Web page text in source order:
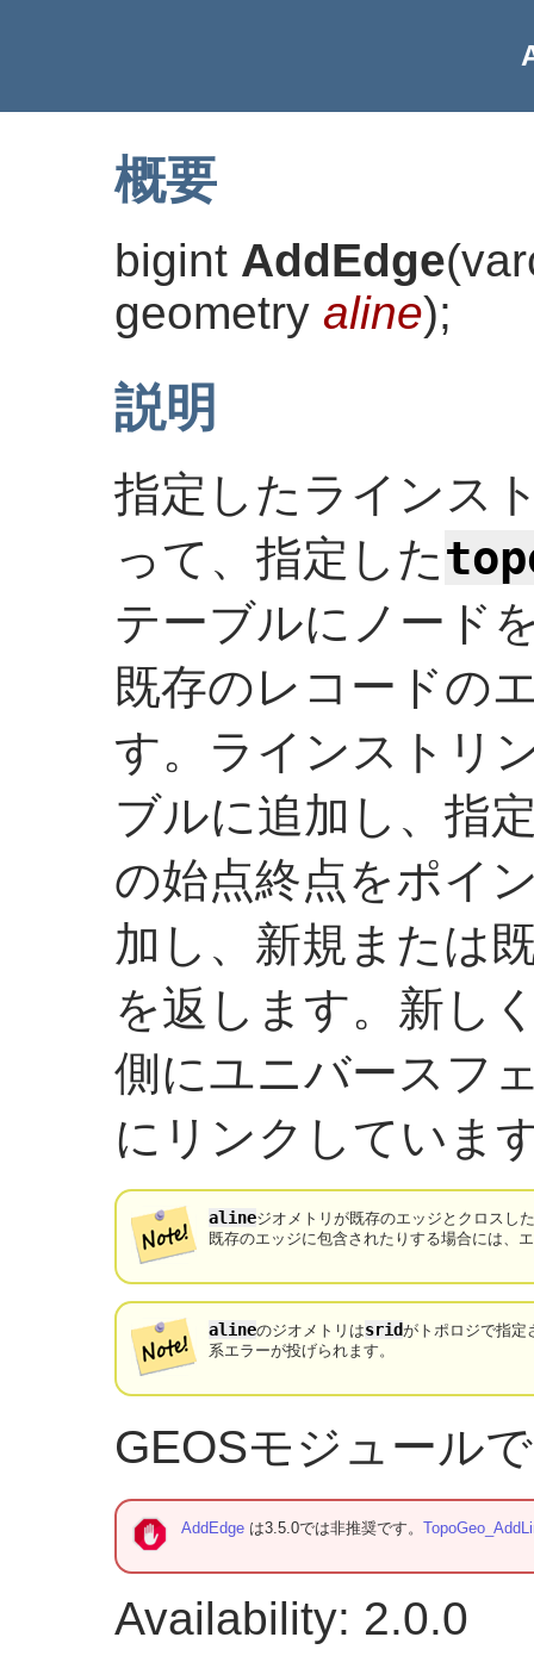
概要
bigint AddEdge(
geometry aline);
説明
指定したラインス
って、指定した
テーブルにノード
既存のレコードの
す。ラインストリ
ブルに追加し、指
の始点終点をポイ
加し、新規または
を返します。新し
側にユニバースフ
にリンクしていま
alineジオメトリが既存のエッジとクロスし
既存のエッジに包含されたりする場合には、
alineのジオメトリはsridがトポロジで指定
系エラーが投げられます。
GEOSモジュール
AddEdge は3.5.0では非推奨です。
Availability: 2.0.0